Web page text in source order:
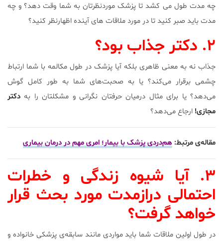
چه مدت طول می کشد تا پزشک موردنظرتان به شما وقت دهد؟ و چه
مدت باید صبر کنید تا در مورد ملاقات های آینده اظهارنظر کنید؟
۲. دکتر جذاب بود؟
جذاب نه به معنی ظاهری بلکه آیا پزشک در طول مکالمه با شما ارتباط
چشمی برقرار می‌کند؟ یا به صحبت‌های شما به طور کامل گوش
می‌دهد؟ یا برای مثال درمیان حرفتان نگرانی و مشکلتان را به دکتر
مجازی! ارجاع می‌دهد؟
مقاله‌ی مرتبط: هم‌دردی پزشک با بیمار؛ امری مهم در درمان بیماری
۳. آیا شیوه زندگی و خطرات
احتمالی درازمدت مورد بحث قرار
خواهد گرفت؟
در طول اولین ملاقات شما باید مواردی مانند سابقه‌ی پزشکی خانواده و